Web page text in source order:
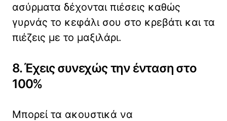
ασύρματα δέχονται πιέσεις καθώς
γυρνάς το κεφάλι σου στο κρεβάτι και τα
πιέζεις με το μαξιλάρι.
8. Έχεις συνεχώς την ένταση στο
100%
Μπορεί τα ακουστικά να